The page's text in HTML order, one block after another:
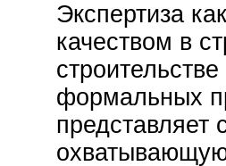
Экспертиза
качеством в
формальных
представляет